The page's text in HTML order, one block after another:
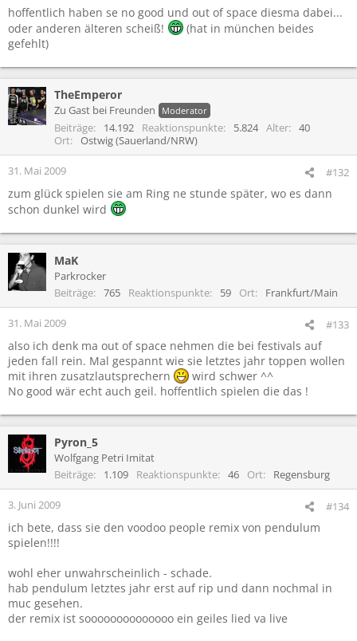
hoffentlich haben se no good und out of space diesma dabei...
oder anderen älteren scheiß!
(hat in münchen beides
gefehlt)
TheEmperor
Zu Gast bei Freunden Moderator
Beiträge 14.192 Reaktionspunkte 5.824 Alter
40
Ort
Ostwig (Sauerland/NRW)
31. Mai 2009 #132
zum glück spielen sie am Ring ne stunde später, wo es dann
schon dunkel wird
MaK
Parkrocker
Beiträge
765 Reaktionspunkte 59 Ort Frankfurt/Main
31. Mai 2009 #133
also ich denk ma out of space nehmen die bei festivals auf
jeden fall rein. Mal gespannt wie sie letztes jahr toppen wollen
mit ihren zusatzlautsprechern
wird schwer ^^
No good wär echt auch geil. hoffentlich spielen die das !
Pyron_5
Wolfgang Petri Imitat
Beiträge
1.109 Reaktionspunkte 46 Ort Regensburg
3. Juni 2009 #134
ich bete, dass sie den voodoo people remix von pendulum
spielen!!!!
wohl eher unwahrscheinlich - schade.
hab pendulum letztes jahr erst auf rip und dann nochmal in
muc gesehen.
der remix ist soooooooooooooo ein geiles lied va live